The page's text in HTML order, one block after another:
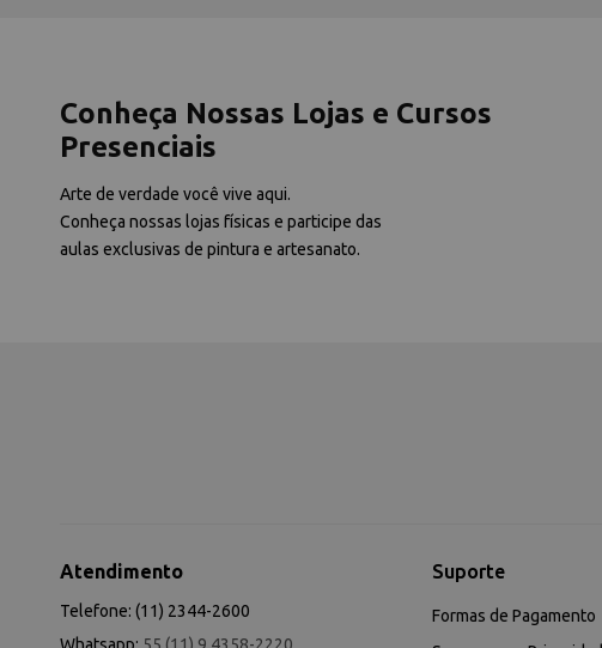
Conheça Nossas Lojas e Cursos
Presenciais
Arte de verdade você vive aqui.
Conheça nossas lojas físicas e participe das
aulas exclusivas de pintura e artesanato.
Atendimento
Telefone: (11) 2344-2600
Whatsapp: 55 (11) 9 4358-2220
Suporte
Formas de Pagamento